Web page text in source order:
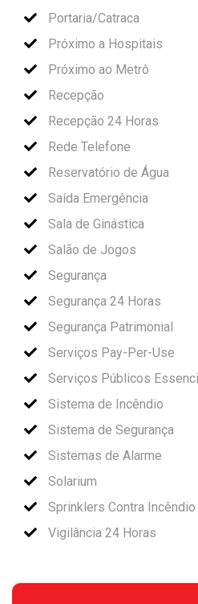
Portaria/Catraca
Próximo a Hospitais
Próximo ao Metrô
Recepção
Recepção 24 Horas
Rede Telefone
Reservatório de Água
Saída Emergência
Sala de Ginástica
Salão de Jogos
Segurança
Segurança 24 Horas
Segurança Patrimonial
Serviços Pay-Per-Use
Serviços Públicos
Sistema de Incêndio
Sistema de Segurança
Sistemas de Alarme
Solarium
Sprinklers Contra Incêndio
Vigilância 24 Horas